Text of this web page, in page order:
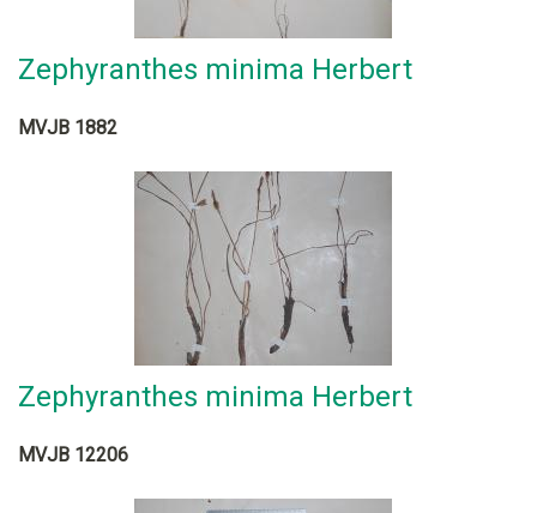
Zephyranthes minima Herbert
MVJB 1882
Zephyranthes minima Herbert
MVJB 12206